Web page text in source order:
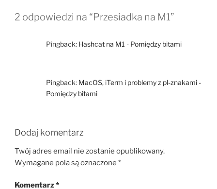
2 odpowiedzi na “Przesiadka na M1”
Pingback: Hashcat na M1 - Pomiędzy bitami
Pingback: MacOS, iTerm i problemy z pl-znakami -
Pomiędzy bitami
Dodaj komentarz
Twój adres email nie zostanie opublikowany.
Wymagane pola są oznaczone *
Komentarz*